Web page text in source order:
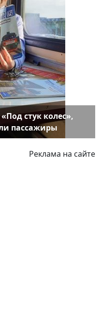
стук колес»,
пассажиры
Реклама на сайте